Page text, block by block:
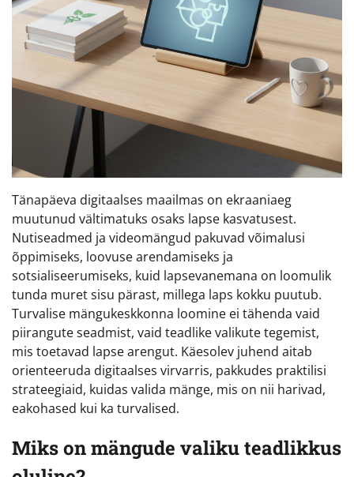
Tänapäeva digitaalses maailmas on ekraaniaeg
muutunud vältimatuks osaks lapse kasvatusest.
Nutiseadmed ja videomängud pakuvad võimalusi
õppimiseks, loovuse arendamiseks ja
sotsialiseerumiseks, kuid lapsevanemana on loomulik
tunda muret sisu pärast, millega laps kokku puutub.
Turvalise mängukeskkonna loomine ei tähenda vaid
piirangute seadmist, vaid teadlike valikute tegemist,
mis toetavad lapse arengut. Käesolev juhend aitab
orienteeruda digitaalses virvarris, pakkudes praktilisi
strateegiaid, kuidas valida mänge, mis on nii harivad,
eakohased kui ka turvalised.
Miks on mängude valiku teadlikkus